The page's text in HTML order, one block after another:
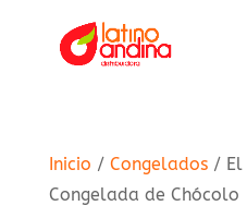
Inicio / Congelados/ El
Congelada de Chócolo